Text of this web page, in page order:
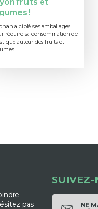
fruits et
!
a ciblé ses emballages
réduire sa consommation de
autour des fruits et
pas
SUIVEZ-
NE